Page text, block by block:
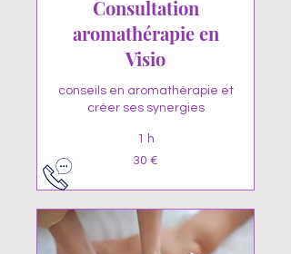
Consultation
aromathérapie en
Visio
conseils en aromathérapie et
créer ses synergies
1 h
euros
30 €